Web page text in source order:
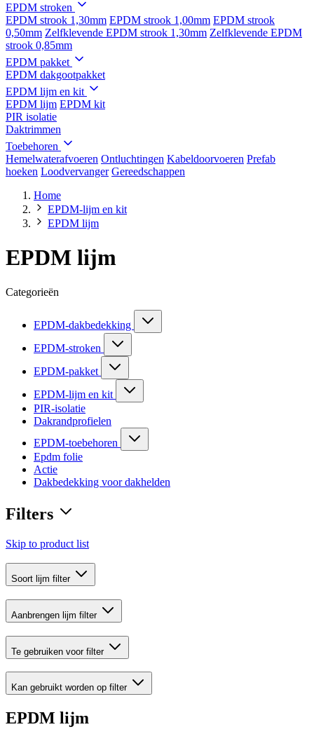
EPDM stroken
EPDM strook 1,30mm EPDM strook 1,00mm EPDM strook
0,50mm Zelfklevende EPDM strook 1,30mm Zelfklevende EPDM
strook 0,85mm
EPDM pakket
EPDM dakgootpakket
EPDM lijm en kit
EPDM lijm EPDM kit
PIR isolatie
Daktrimmen
Toebehoren
Hemelwaterafvoeren Ontluchtingen Kabeldoorvoeren Prefab
hoeken Loodvervanger Gereedschappen
Home
EPDM-lijm en kit
EPDM lijm
EPDM lijm
Categorieën
EPDM-dakbedekking
EPDM-stroken
EPDM-pakket
EPDM-lijm en kit
PIR-isolatie
Dakrandprofielen
EPDM-toebehoren
Epdm folie
Actie
Dakbedekking voor dakhelden
Filters
Skip to product list
Soort lijm filter
Aanbrengen lijm filter
Te gebruiken voor filter
Kan gebruikt worden op filter
EPDM lijm